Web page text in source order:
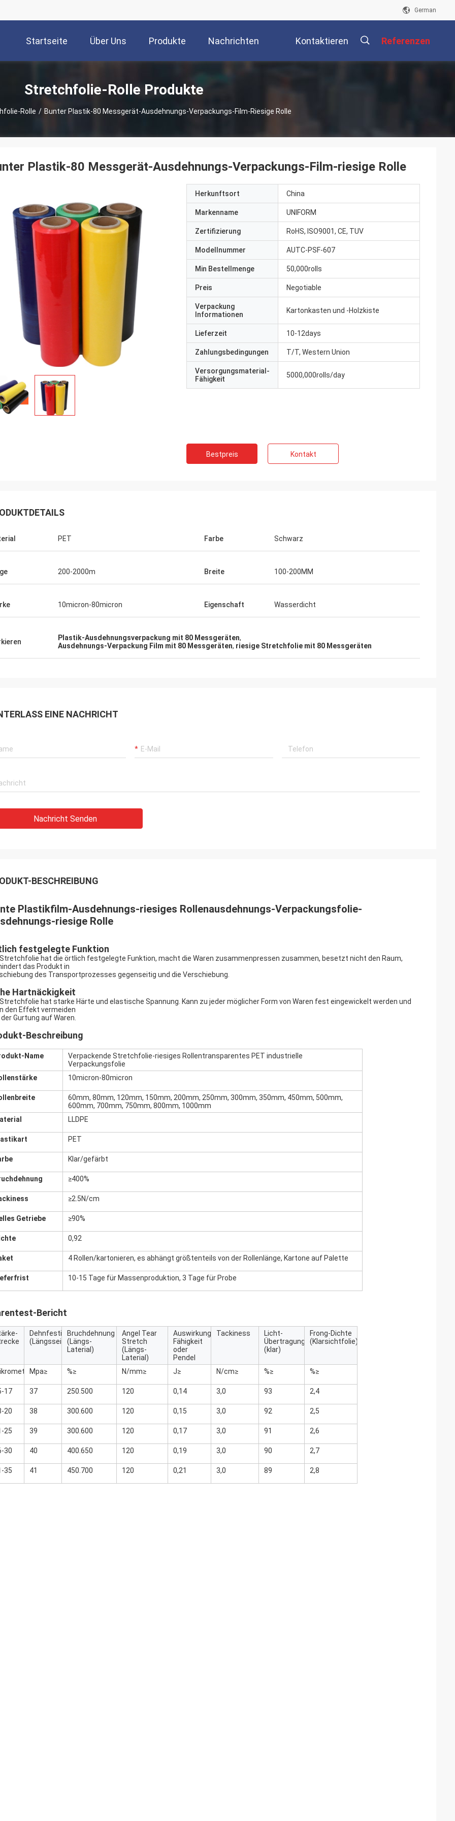
German
Startseite Über Uns Produkte Nachrichten Kontaktieren Referenzen
Stretchfolie-Rolle Produkte
Rolle / Bunter Plastik-80 Messgerät-Ausdehnungs-Verpackungs-Film-Riesige Rolle
Plastik-80 Messgerät-Ausdehnungs-Verpackungs-Film-riesige Rolle
Herkunftsort China
Markenname UNIFORM
Zertifizierung RoHS, ISO9001, CE, TUV
Modellnummer AUTC-PSF-607
Min Bestellmenge 50,000rolls
Preis Negotiable
Verpackung
Informationen
Kartonkasten und -Holzkiste
Lieferzeit 10-12days
Zahlungsbedingungen T/T, Western Union
Versorgungsmaterial-
Fähigkeit
5000,000rolls/day
Bestpreis Kontakt
PET Farbe Schwarz
200-2000m Breite 100-200MM
10micron-80micron Eigenschaft Wasserdicht
Plastik-Ausdehnungsverpackung mit 80 Messgeräten,
Ausdehnungs-Verpackung Film mit 80 Messgeräten, riesige Stretchfolie mit 80 Messgeräten
EINE NACHRICHT
Nachricht Senden
BESCHREIBUNG
Plastikfilm-Ausdehnungs-riesiges Rollenausdehnungs-Verpackungsfolie-
riesige Rolle
festgelegte Funktion
Stretchfolie hat die örtlich festgelegte Funktion, macht die Waren zusammenpressen zusammen, besetzt nicht den Raum,
das Produkt in
des Transportprozesses gegenseitig und die Verschiebung.
Hartnäckigkeit
Stretchfolie hat starke Härte und elastische Spannung. Kann zu jeder möglicher Form von Waren fest eingewickelt werden und
den Effekt vermeiden
Gurtung auf Waren.
Beschreibung
Name
Verpackende Stretchfolie-riesiges Rollentransparentes PET industrielle
Verpackungsfolie
10micron-80micron
60mm, 80mm, 120mm, 150mm, 200mm, 250mm, 300mm, 350mm, 450mm, 500mm,
600mm, 700mm, 750mm, 800mm, 1000mm
LLDPE
PET
Klar/gefärbt
≥400%
≥2.5N/cm
Getriebe ≥90%
0,92
4 Rollen/kartonieren, es abhängt größtenteils von der Rollenlänge, Kartone auf Palette
10-15 Tage für Massenproduktion, 3 Tage für Probe
Bericht
Dehnfestigkeit
(Längsseitenteil)
Bruchdehnung
(Längs-
Laterial)
Angel Tear
Stretch
(Längs-
Laterial)
Auswirkungs-
Fähigkeit
oder
Pendel
Tackiness
Licht-
Übertragungsrate
(klar)
Frong-Dichte
(Klarsichtfolie)
Mpa≥ %≥ N/mm≥ J≥ N/cm≥ %≥ %≥
17 37 250.500 120 0,14 3,0 93 2,4
20 38 300.600 120 0,15 3,0 92 2,5
25 39 300.600 120 0,17 3,0 91 2,6
30 40 400.650 120 0,19 3,0 90 2,7
35 41 450.700 120 0,21 3,0 89 2,8